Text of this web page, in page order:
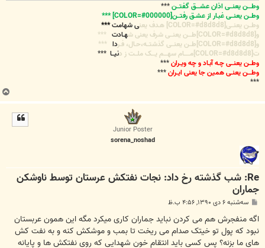
وطـــن یعنــی اذان عشـــق گفتــن***
وطــن یعنــی غبـار از عشـق رفتــن[COLOR=#000000] ***
وطــن یعنــی[COLOR=#d8d8d8] هـدف یعن
ی شهامت***
و[COLOR=#d8d8d8]طـــن یعنــی شرف یعنی ش
هـادت***
و[COLOR=#d8d8d8]طــن یعنــی گذشتــه،حـال، فـر
دا***
ت[COLOR=#d8d8d8]مـــــام سهـــم یـــک ملــت ز د
نیــا***
وطــن یعنــی چـه آبـاد و چه ویـران***
وطـــن یعنـی همین جا یعنی ایـران***
***
ب
ا
Junior Poster
sorena_noshad
Re: شب گذشته رخ داد: نجات نفتکش عرستان توسط ناوشکن
جماران
پ
ت
سه‌شنبه ۶ دی ۱۳۹۰, ۴:۵۶ ب.ظ
اگه منفجرش هم می کردن نباید جماران کاری میکرد مگه این همون عربستان
نبود که پول تو خیتک صدام می ریخت تا بمب و موشکش کنه و به نفت کش
های ما بزنه؟ پس کسی باید انتقام خون شهدایی که روی نفتکش ها و پایانه